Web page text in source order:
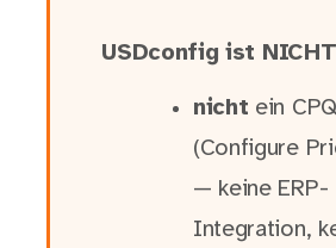
USDconfig ist
nicht ein
(Configure
— keine ERP-
Integration,